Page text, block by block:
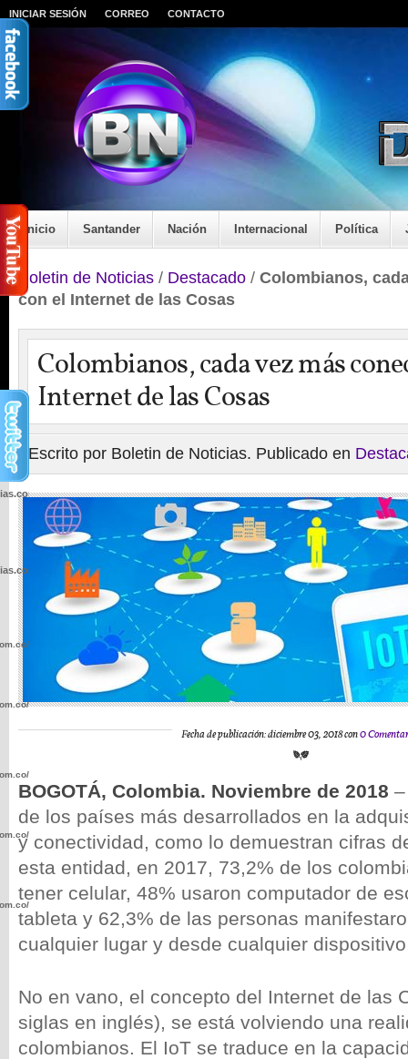
INICIAR SESIÓN CORREO CONTACTO
Inicio Santander Nación Internacional Política
Boletin de Noticias / Destacado / Colombianos,
con el Internet de las Cosas
Colombianos, cada vez más
Internet de las Cosas
Escrito por Boletin de Noticias. Publicado en
Fecha de publicación: diciembre 03, 2018 con0
BOGOTÁ, Colombia. Noviembre de 2018
de los países más desarrollados en la
y conectividad, como lo demuestran cifras
esta entidad, en 2017, 73,2% de los
tener celular, 48% usaron computador de
tableta y 62,3% de las personas
cualquier lugar y desde cualquier
No en vano, el concepto del Internet de las
siglas en inglés), se está volviendo una
colombianos. El IoT se traduce en la
wp-
wp-
wp-
wp-
wp-
wp-
wp-
wp-